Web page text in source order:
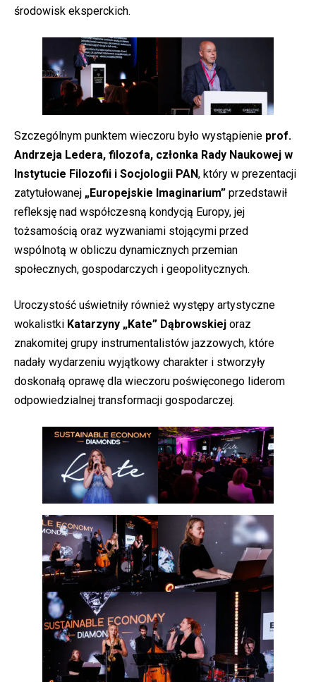
środowisk eksperckich.
Szczególnym punktem wieczoru było wystąpienie prof.
Andrzeja Ledera, filozofa, członka Rady Naukowej w
Instytucie Filozofii i Socjologii PAN, który w prezentacji
zatytułowanej „Europejskie Imaginarium” przedstawił
refleksję nad współczesną kondycją Europy, jej
tożsamością oraz wyzwaniami stojącymi przed
wspólnotą w obliczu dynamicznych przemian
społecznych, gospodarczych i geopolitycznych.
Uroczystość uświetniły również występy artystyczne
wokalistki Katarzyny „Kate” Dąbrowskiej oraz
znakomitej grupy instrumentalistów jazzowych, które
nadały wydarzeniu wyjątkowy charakter i stworzyły
doskonałą oprawę dla wieczoru poświęconego liderom
odpowiedzialnej transformacji gospodarczej.